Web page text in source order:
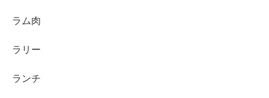
ラム肉
ラリー
ランチ